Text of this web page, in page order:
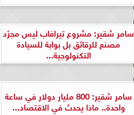
سامر شقير: مشروع تيرافاب ليس مجرَّد
مصنع للرقائق بل بوابة للسيادة
التكنولوجية...
سامر شقير: 800 مليار دولار في ساعة
واحدة.. ماذا يحدث في الاقتصاد...